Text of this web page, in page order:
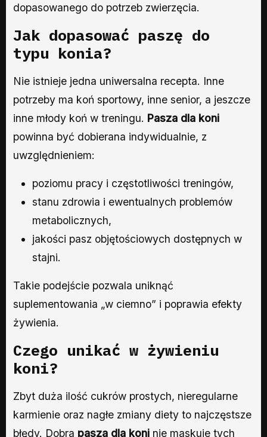
dopasowanego do potrzeb zwierzęcia.
Jak dopasować paszę do
typu konia?
Nie istnieje jedna uniwersalna recepta. Inne
potrzeby ma koń sportowy, inne senior, a jeszcze
inne młody koń w treningu. Pasza dla koni
powinna być dobierana indywidualnie, z
uwzględnieniem:
poziomu pracy i częstotliwości treningów,
stanu zdrowia i ewentualnych problemów
metabolicznych,
jakości pasz objętościowych dostępnych w
stajni.
Takie podejście pozwala uniknąć
suplementowania „w ciemno” i poprawia efekty
żywienia.
Czego unikać w żywieniu
koni?
Zbyt duża ilość cukrów prostych, nieregularne
karmienie oraz nagłe zmiany diety to najczęstsze
błędy. Dobra pasza dla koni nie maskuje tych